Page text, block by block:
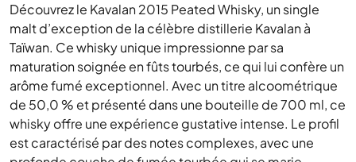
Découvrez le Kavalan 2015 Peated Whisky, un single
malt d’exception de la célèbre distillerie Kavalan à
Taïwan. Ce whisky unique impressionne par sa
maturation soignée en fûts tourbés, ce qui lui confère un
arôme fumé exceptionnel. Avec un titre alcoométrique
de 50,0 % et présenté dans une bouteille de 700 ml, ce
whisky offre une expérience gustative intense. Le profil
est caractérisé par des notes complexes, avec une